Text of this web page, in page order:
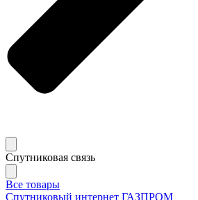
Спутниковая связь
Все товары
Спутниковый интернет ГАЗПРОМ